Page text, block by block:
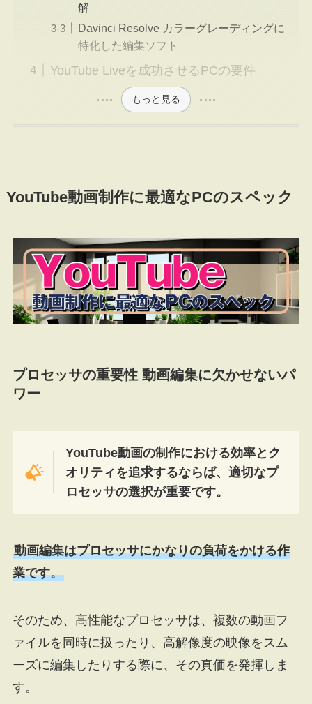
解
Davinci Resolve カラーグレーディングに
特化した編集ソフト
YouTube Liveを成功させるPCの要件
もっと見る
YouTube動画制作に最適なPCのスペック
プロセッサの重要性 動画編集に欠かせないパ
ワー
YouTube動画の制作における効率とク
オリティを追求するならば、適切なプ
ロセッサの選択が重要です。
動画編集はプロセッサにかなりの負荷をかける作
業です。
そのため、高性能なプロセッサは、複数の動画フ
ァイルを同時に扱ったり、高解像度の映像をスム
ーズに編集したりする際に、その真価を発揮しま
す。